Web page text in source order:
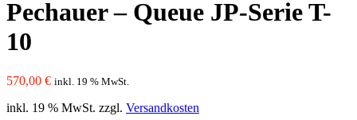
Pechauer – Queue JP-Serie T-
10
570,00 € inkl. 19 % MwSt.
inkl. 19 % MwSt. zzgl. Versandkosten